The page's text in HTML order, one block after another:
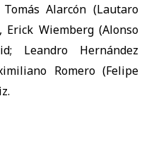
Tomás Alarcón (Lautaro
Erick Wiemberg (Alonso
Leandro Hernández
Romero (Felipe